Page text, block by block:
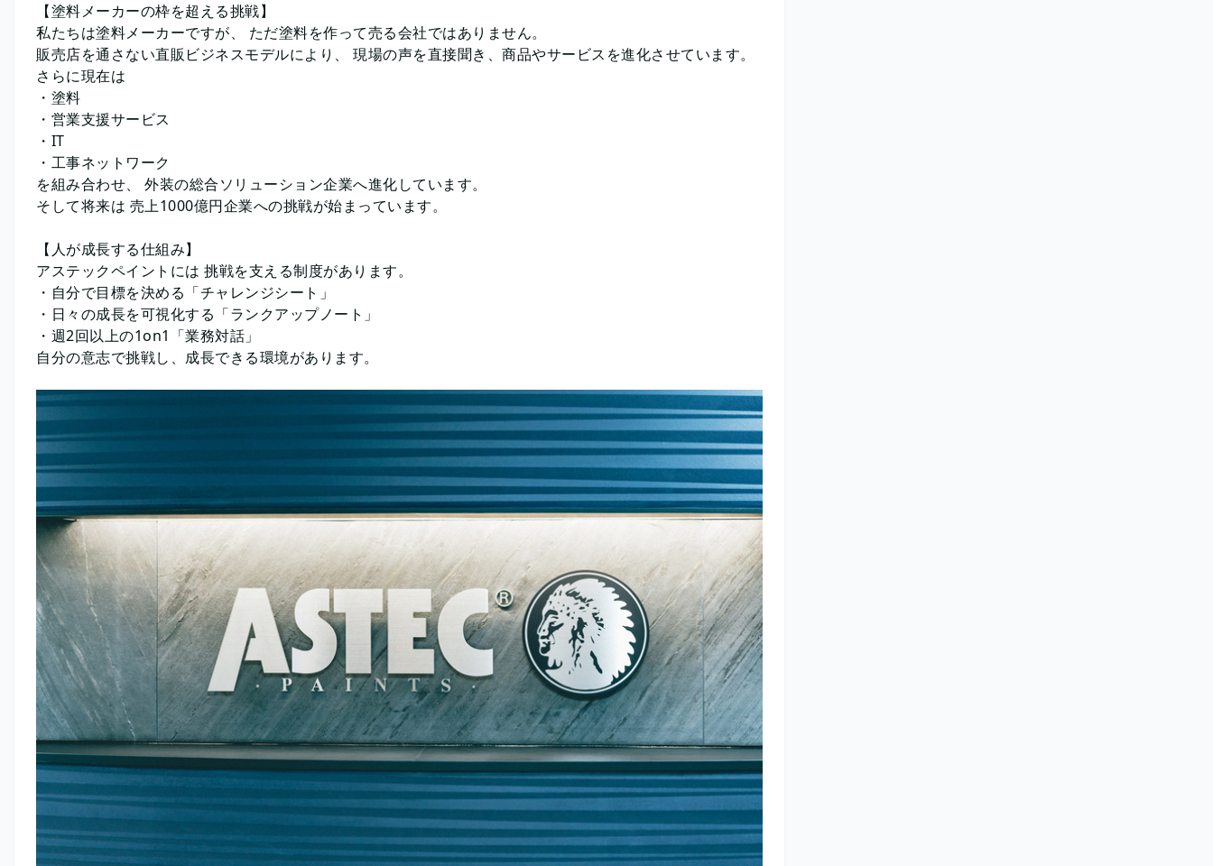
【塗料メーカーの枠を超える挑戦】
私たちは塗料メーカーですが、 ただ塗料を作って売る会社ではありません。
販売店を通さない直販ビジネスモデルにより、 現場の声を直接聞き、商品やサービスを進化させています。
さらに現在は
・塗料
・営業支援サービス
・IT
・工事ネットワーク
を組み合わせ、 外装の総合ソリューション企業へ進化しています。
そして将来は 売上1000億円企業への挑戦が始まっています。
【人が成長する仕組み】
アステックペイントには 挑戦を支える制度があります。
・自分で目標を決める「チャレンジシート」
・日々の成長を可視化する「ランクアップノート」
・週2回以上の1on1「業務対話」
自分の意志で挑戦し、成長できる環境があります。